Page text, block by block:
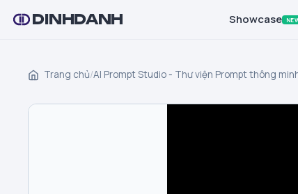
DINHDANH Showcase
Trang chủ/AI Prompt Studio - Thư viện Prompt thông